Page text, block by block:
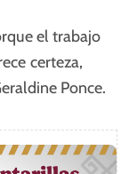
el trabajo
certeza,
Ponce.